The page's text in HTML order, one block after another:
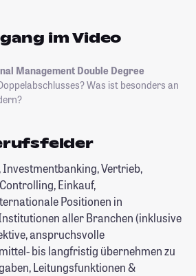
im Video
Management Double Degree
Was ist besonders an
Vertrieb,
Einkauf,
Positionen in
aller Branchen (inklusive
anspruchsvolle
bis langfristig übernehmen zu
Leitungsfunktionen &